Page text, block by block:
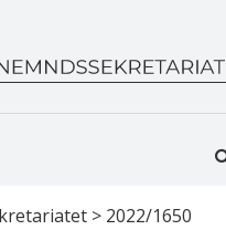
> 2022/1650